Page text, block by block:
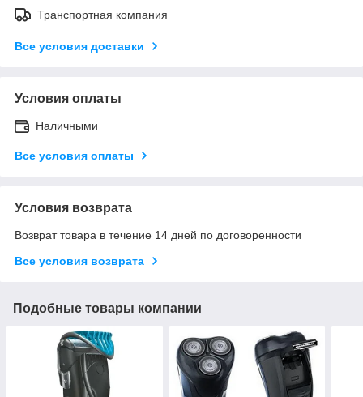
Транспортная компания
Все условия доставки
Условия оплаты
Наличными
Все условия оплаты
Условия возврата
Возврат товара в течение 14 дней по договоренности
Все условия возврата
Подобные товары компании